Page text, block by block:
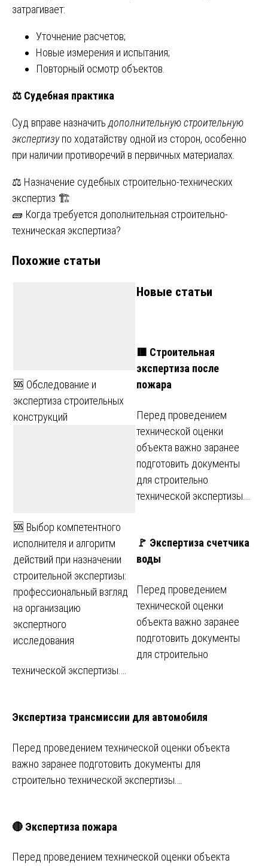
затрагивает:
Уточнение расчетов;
Новые измерения и испытания;
Повторный осмотр объектов.
⚖ Судебная практика
Суд вправе назначить дополнительную строительную
экспертизупо ходатайству одной из сторон, особенно
при наличии противоречий в первичных материалах.
Навигация
по
записям
⚖️ Назначение судебных строительно-технических
экспертиз 🏗
🧱 Когда требуется дополнительная строительно-
техническая экспертиза?
Похожие статьи
🆘 Обследование и
экспертиза строительных
конструкций
🆘 Выбор компетентного
исполнителя и алгоритм
действий при назначении
строительной экспертизы:
профессиональный взгляд
на организацию
экспертного
исследования
Новые статьи
🟥 Строительная
экспертиза после
пожара
Перед проведением
технической оценки
объекта важно заранее
подготовить документы
для строительно
технической экспертизы.…
🚩 Экспертиза счетчика
воды
Перед проведением
технической оценки
объекта важно заранее
подготовить документы
для строительно
технической экспертизы.…
Экспертиза трансмиссии для автомобиля
Перед проведением технической оценки объекта
важно заранее подготовить документы для
строительно технической экспертизы.…
🔴 Экспертиза пожара
Перед проведением технической оценки объекта